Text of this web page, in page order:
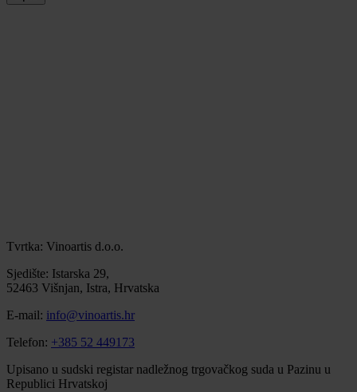
Tvrtka: Vinoartis d.o.o.
Sjedište: Istarska 29,
52463 Višnjan, Istra, Hrvatska
E-mail: info@vinoartis.hr
Telefon: +385 52 449173
Upisano u sudski registar nadležnog trgovačkog suda u Pazinu u
Republici Hrvatskoj